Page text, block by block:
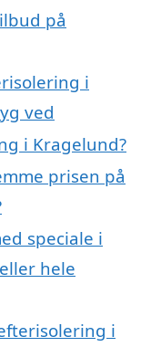
på
i
ved
i Kragelund?
prisen på
speciale i
hele
i